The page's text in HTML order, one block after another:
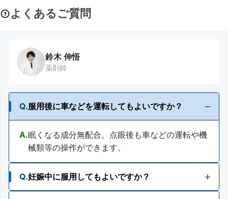
よくあるご質問
鈴木 伸悟
薬剤師
Q.服用後に車などを運転してもよいですか？
A.眠くなる成分無配合。点眼後も車などの運転や機
械類等の操作ができます。
Q.妊娠中に服用してもよいですか？